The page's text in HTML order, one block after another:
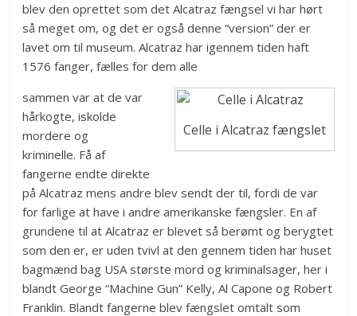
blev den oprettet som det Alcatraz fængsel vi har hørt
så meget om, og det er også denne “version” der er
lavet om til museum. Alcatraz har igennem tiden haft
1576 fanger, fælles for dem alle
Celle i Alcatraz fængslet
sammen var at de var
hårkogte, iskolde
mordere og
kriminelle. Få af
fangerne endte direkte
på Alcatraz mens andre blev sendt der til, fordi de var
for farlige at have i andre amerikanske fængsler. En af
grundene til at Alcatraz er blevet så berømt og berygtet
som den er, er uden tvivl at den gennem tiden har huset
bagmænd bag USA største mord og kriminalsager, her i
blandt George “Machine Gun” Kelly, Al Capone og Robert
Franklin. Blandt fangerne blev fængslet omtalt som